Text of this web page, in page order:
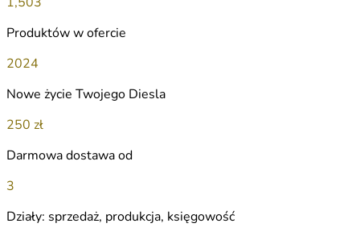
Produktów w ofercie
2024
Nowe życie Twojego Diesla
250 zł
Darmowa dostawa od
3
Działy: sprzedaż, produkcja, księgowość